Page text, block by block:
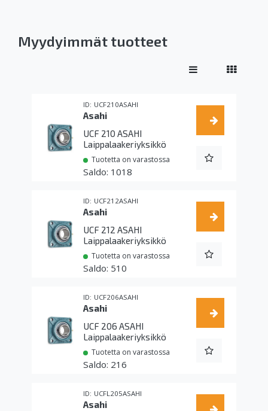
Myydyimmät tuotteet
UCF210ASAHI
Asahi
UCF 210 ASAHI
Laippalaakeriyksikkö
Tuotetta on varastossa
1018
UCF212ASAHI
Asahi
UCF 212 ASAHI
Laippalaakeriyksikkö
Tuotetta on varastossa
510
UCF206ASAHI
Asahi
UCF 206 ASAHI
Laippalaakeriyksikkö
Tuotetta on varastossa
216
UCFL205ASAHI
Asahi